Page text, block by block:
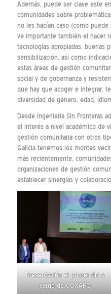
Además, puede ser clave este
comunidades sobre
no les hacían caso (como
ve importante también el hacer
tecnologías apropiadas, buenas
sensibilización, así como
estas áreas de gestión
social y de gobernanza y
que hay que acoger e integrar,
diversidad de género, edad,
Desde Ingeniería Sin Fronteras
el interés a nivel académico de
gestión comunitaria con otros
Galicia tenemos los montes
más recientemente,
organizaciones de gestión
establecer sinergias y
Presentación el primer día a
cargo de COXAPO